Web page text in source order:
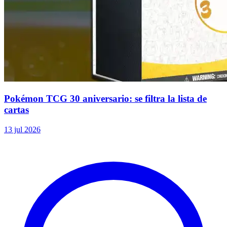
Pokémon TCG 30 aniversario: se filtra la lista de
cartas
13 jul 2026